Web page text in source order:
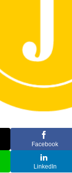
Facebook
LinkedIn